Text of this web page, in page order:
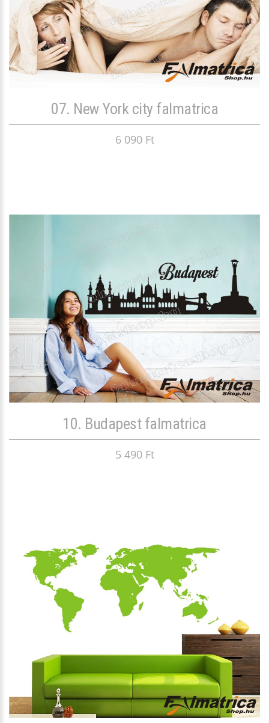
07. New York city falmatrica
6 090 Ft
10. Budapest falmatrica
5 490 Ft